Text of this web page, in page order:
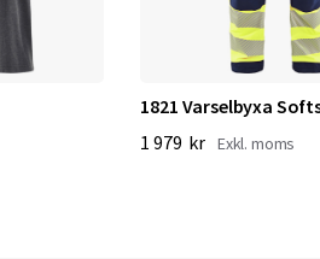
1821 Varselbyxa
1 979 kr